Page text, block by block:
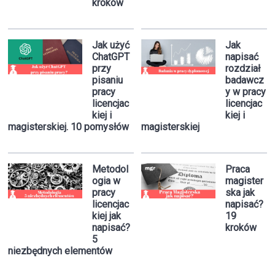
kroków
Jak użyć
ChatGPT
przy
pisaniu
pracy
licencjac
kiej i
magisterskiej. 10 pomysłów
Jak
napisać
rozdział
badawcz
y w pracy
licencjac
kiej i
magisterskiej
Metodol
ogia w
pracy
licencjac
kiej jak
napisać?
5
niezbędnych elementów
Praca
magister
ska jak
napisać?
19
kroków